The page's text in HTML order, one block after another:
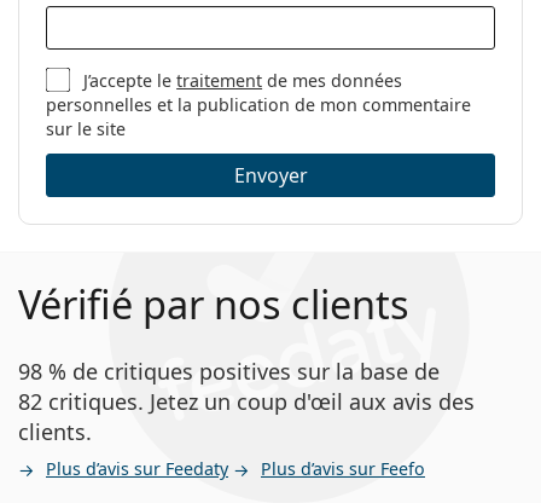
Marque:
Code:
J’accepte letraitement de mes données
personnelles et la publication de mon commentaire
sur le site
Envoyer
Vérifié par nos clients
98 % de critiques positives sur la base de
82 critiques. Jetez un coup d'œil aux avis des
clients.
Plus d’avis sur Feedaty Plus d’avis sur Feefo